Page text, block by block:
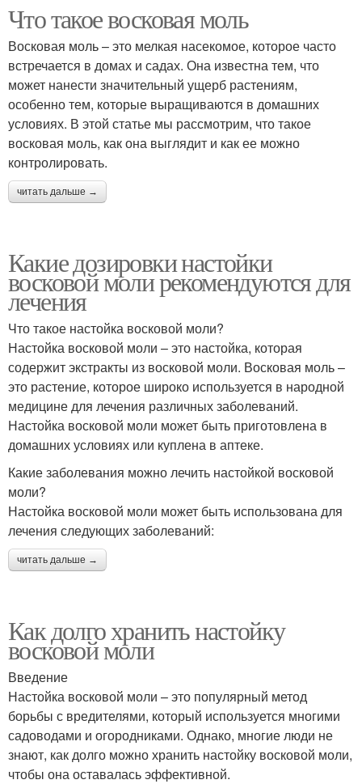
Что такое восковая моль
Восковая моль – это мелкая насекомое, которое часто
встречается в домах и садах. Она известна тем, что
может нанести значительный ущерб растениям,
особенно тем, которые выращиваются в домашних
условиях. В этой статье мы рассмотрим, что такое
восковая моль, как она выглядит и как ее можно
контролировать.
читать дальше →
Какие дозировки настойки
восковой моли рекомендуются для
лечения
Что такое настойка восковой моли?
Настойка восковой моли – это настойка, которая
содержит экстракты из восковой моли. Восковая моль –
это растение, которое широко используется в народной
медицине для лечения различных заболеваний.
Настойка восковой моли может быть приготовлена в
домашних условиях или куплена в аптеке.
Какие заболевания можно лечить настойкой восковой
моли?
Настойка восковой моли может быть использована для
лечения следующих заболеваний:
читать дальше →
Как долго хранить настойку
восковой моли
Введение
Настойка восковой моли – это популярный метод
борьбы с вредителями, который используется многими
садоводами и огородниками. Однако, многие люди не
знают, как долго можно хранить настойку восковой моли,
чтобы она оставалась эффективной.